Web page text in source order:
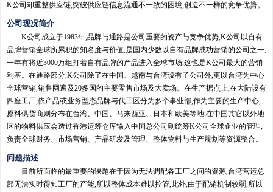
K公司却重整供应链,突破供应链信息流通不一致的困境,创造不一样的竞争优势。
公司现况简介
K公司成立于1983年,品牌与通路是公司重要的资产与竞争优势,K公司以自有
品牌营销全球所累积的知名度与价值,是国内少数以自有品牌成功营销的公司之一,
一年有将近3000万组打着自有品牌的产品进入全球市场,这也是K公司最大的营销
利基。在通路部分,K公司除了在中国、越南与台湾设有子公司外,更以台湾为中心
全球营销,销售网遍及20多国的主要零售市场及大卖场。在生产据点上,在大陆设有
四座工厂,依产品或业务型态品牌与代工区分为多个事业部,作为主要的生产中心,
原料供货商则分布在台湾、中国、马来西亚、日本和欧美等地,在中国其它以外地
区的物料供应会透过香港运筹仓库输入中国总公司则统筹K公司全球企业的管理,
负责全球财务、市场营销、产品研发及管理、整体物料与生产规划等资源整合。
问题描述
目前所面临的最重要的课题在于因为无法调配各工厂之间的资源,台湾营运总
部无法实时得知工厂的产能,所以整体成本难以控管,此外,由于配销机制较弱,所以